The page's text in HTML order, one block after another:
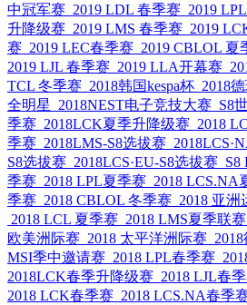
中冠军赛 2019 LDL 春季赛 2019
升降级赛 2019 LMS 春季赛 2019
赛 2019 LEC春季赛 2019 CBLOL 夏
2019 LJL 春季赛 2019 LLA开幕赛
TCL 冬季赛 2018韩国kespa杯 2018
全明星
2018NEST电子竞技大赛 S8
季赛 2018LCK夏季升降级赛 2018
季赛 2018LMS-S8选拔赛
S8选拔赛 2018LCS·EU-S8选拔赛 S8
季赛 2018 LPL夏季赛 2018 LCS.NA
季赛 2018 CBLOL 冬季赛 2018 亚洲
2018 LCL 夏季赛 2018 LMS夏季联赛
欧美洲际赛 2018 太平洋洲际赛
MSI季中邀请赛 2018 LPL春季赛
2018LCK春季升降级赛 2018 LJL春
2018 LCK春季赛 2018 LCS.NA春季